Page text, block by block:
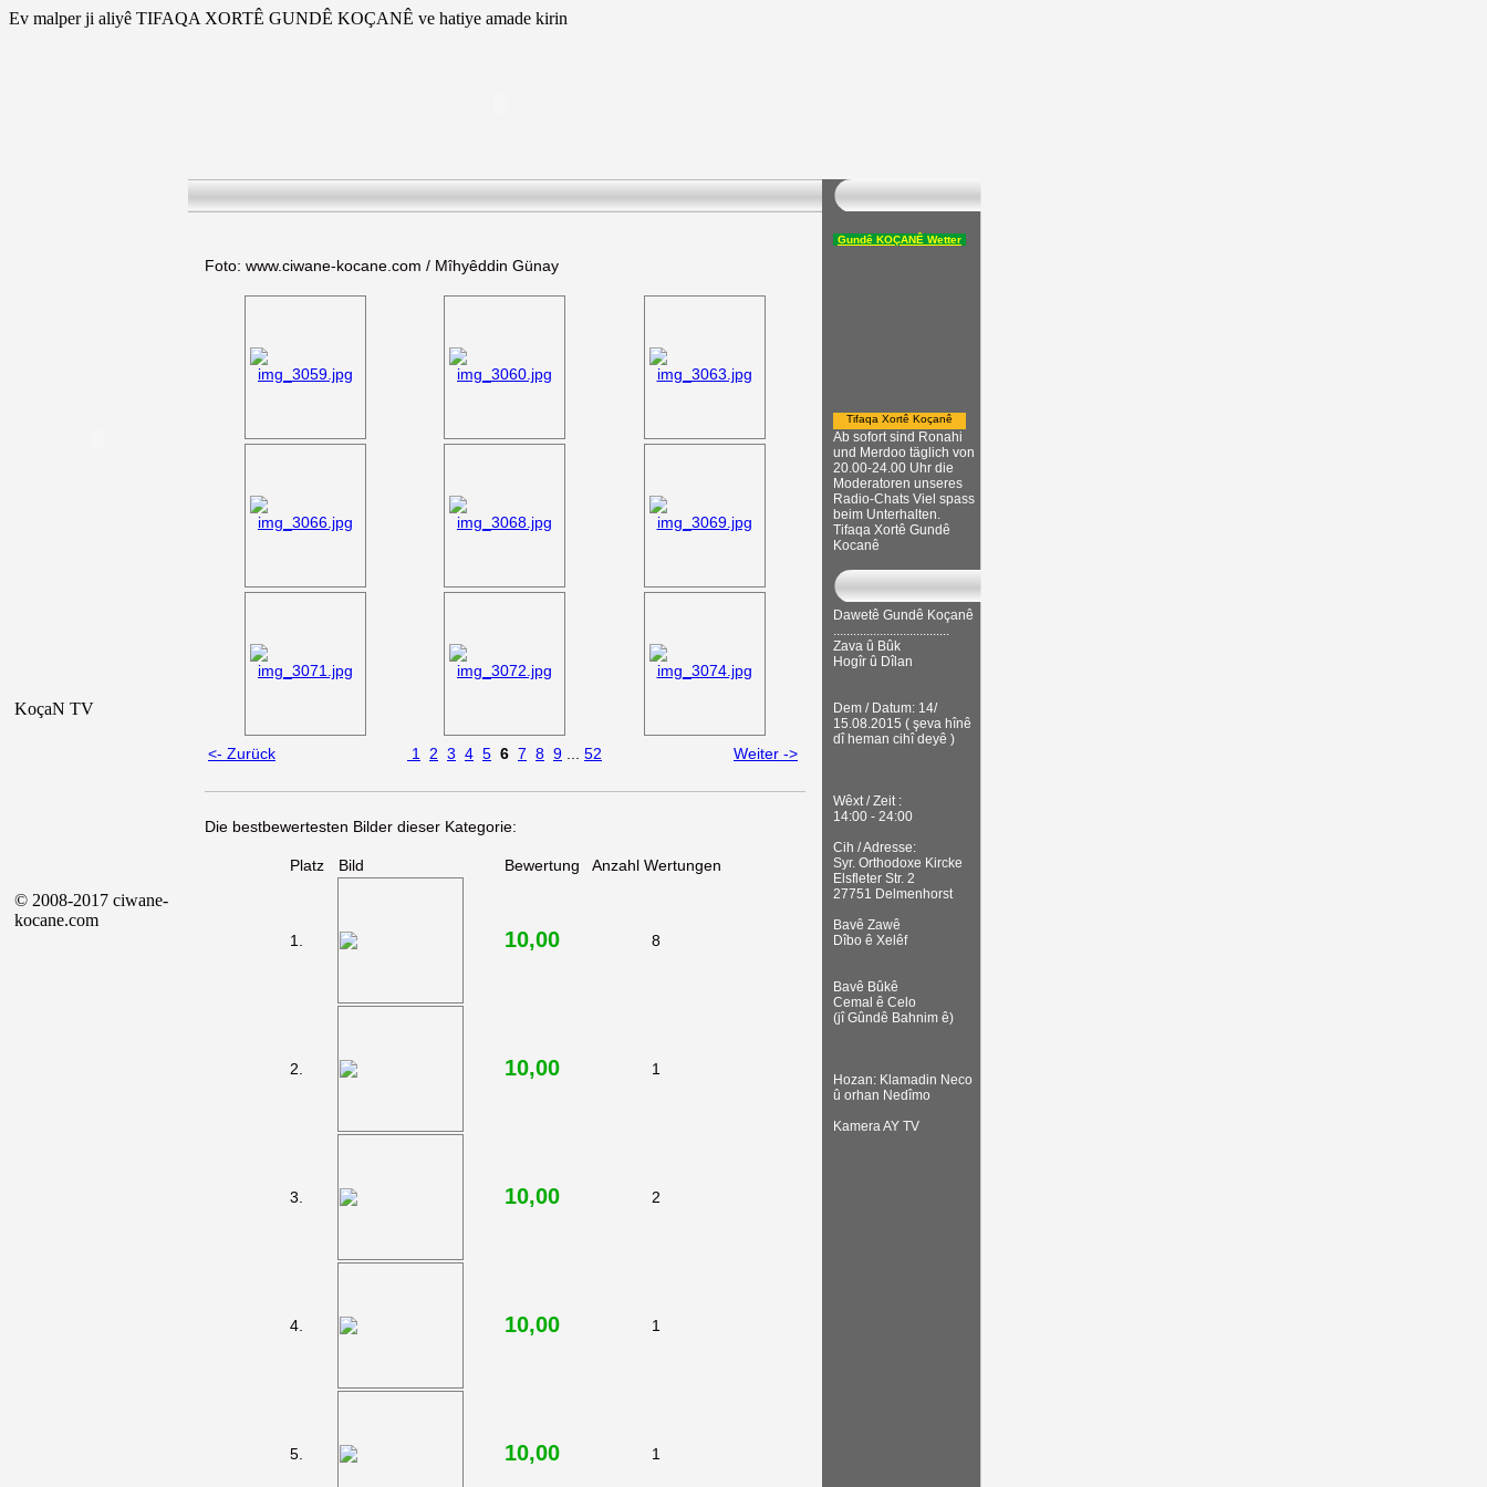
Ev malper ji aliyê TIFAQA XORTÊ GUNDÊ KOÇANÊ ve hatiye amade kirin
KoçaN TV
© 2008-2017 ciwane-
kocane.com
Foto: www.ciwane-kocane.com / Mîhyêddin Günay
<- Zurück 1 2 3 4 5 6 7 8 9 52 Weiter ->
Die bestbewertesten Bilder dieser Kategorie:
Platz Bild Bewertung Anzahl Wertungen
1. 10,00 8
2. 10,00 1
3. 10,00 2
4. 10,00 1
5. 10,00 1
Gundê KOÇANÊ Wetter
Tifaqa Xortê Koçanê
Ab sofort sind Ronahi
und Merdoo täglich von
20.00-24.00 Uhr die
Moderatoren unseres
Radio-Chats Viel spass
beim Unterhalten.
Tifaqa Xortê Gundê
Kocanê
Dawetê Gundê Koçanê
...................................
Zava û Bûk
Hogîr û Dîlan
Dem / Datum: 14/
15.08.2015 ( şeva hînê
dî heman cihî deyê )
Wêxt / Zeit :
14:00 - 24:00
Cih / Adresse:
Syr. Orthodoxe Kircke
Elsfleter Str. 2
27751 Delmenhorst
Bavê Zawê
Dîbo ê Xelêf
Bavê Bûkê
Cemal ê Celo
(jî Gûndê Bahnim ê)
Hozan: Klamadin Neco
û orhan Nedîmo
Kamera AY TV